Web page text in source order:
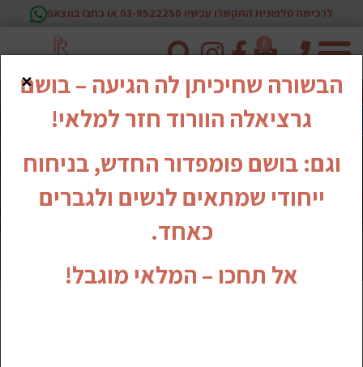
לרכישה טלפונית התקשרו עכשיו 03-9522250 או כתבו בווצאפ
טלפון
0
×
הבשורה שחיכיתן לה הגיעה – בושם
גרציאלה הוורוד חזר למלאי!
וגם: בושם פומפדור החדש, בניחוח
ייחודי שמתאים לנשים ולגברים
כאחד.
אל תחכו – המלאי מוגבל!